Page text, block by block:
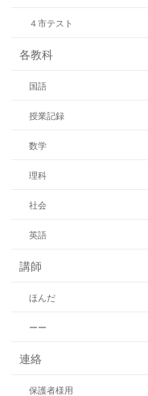
４市テスト
各教科
国語
授業記録
数学
理科
社会
英語
講師
ほんだ
ーー
連絡
保護者様用